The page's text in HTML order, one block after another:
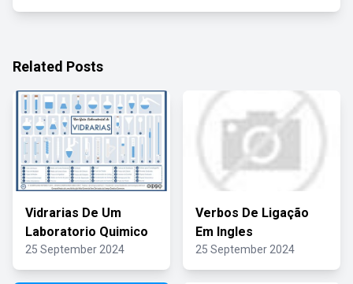
Related Posts
Vidrarias De Um
Laboratorio Quimico
25 September 2024
Verbos De Ligação
Em Ingles
25 September 2024